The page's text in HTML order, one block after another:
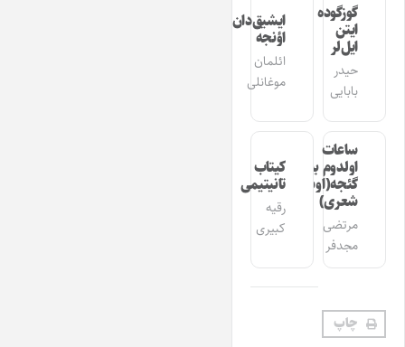
گوزگوده
ایتن
ایل‌لر
حیدر
بابایی
ایشیق‌دان
اؤنجه
ائلمان
موغانلی
ساعات
اولدوم بیر
گئجه(اوشاق
شعری)
مرتضی
مجدفر
کیتاب
تانیتیمی
رقیه
کبیری
چاپ